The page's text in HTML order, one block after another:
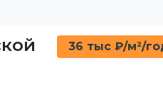
4»
3 к1 стр4